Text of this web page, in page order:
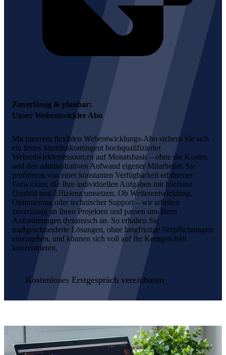
Zuverlässig & planbar:
Unser Webentwickler Abo
Mit unserem flexiblen Webentwicklungs-Abo sichern Sie sich
ein festes Stundenkontingent hochqualifizierter
Webentwicklerressourcen auf Monatsbasis – ohne die Kosten
und den administrativen Aufwand eigener Mitarbeiter. Sie
profitieren von einer konstanten Verfügbarkeit erfahrener
Entwickler, die Ihre individuellen Aufgaben mit höchster
Qualität und Effizienz umsetzen. Ob Weiterentwicklung,
Optimierung oder technischer Support – wir arbeiten
zuverlässig an Ihren Projekten und passen uns Ihren
Anforderungen dynamisch an. So erhalten Sie
maßgeschneiderte Lösungen, ohne langfristige Verpflichtungen
einzugehen, und können sich voll auf Ihr Kerngeschäft
konzentrieren.
Kostenloses Erstgespräch vereinbaren